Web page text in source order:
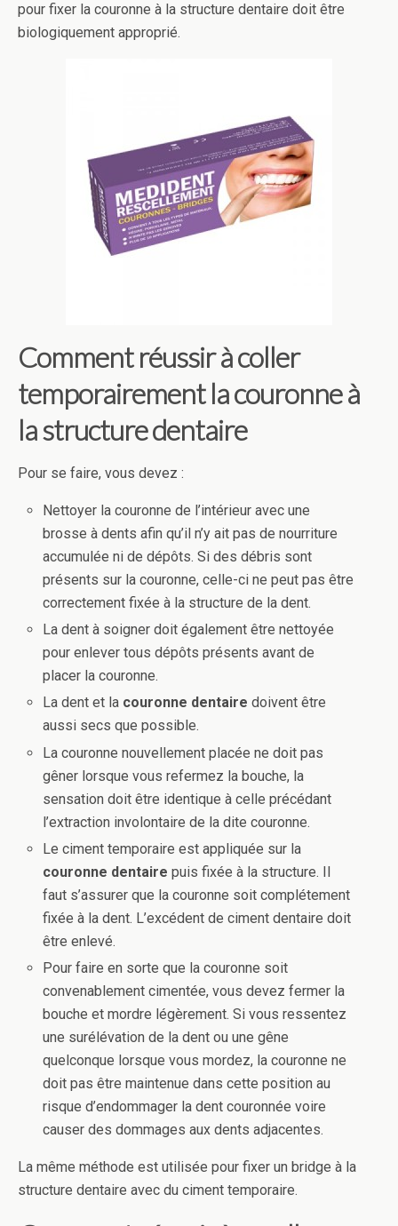
pour fixer la couronne à la structure dentaire doit être
biologiquement approprié.
Comment réussir à coller
temporairement la couronne à
la structure dentaire
Pour se faire, vous devez :
Nettoyer la couronne de l’intérieur avec une
brosse à dents afin qu’il n’y ait pas de nourriture
accumulée ni de dépôts. Si des débris sont
présents sur la couronne, celle-ci ne peut pas être
correctement fixée à la structure de la dent.
La dent à soigner doit également être nettoyée
pour enlever tous dépôts présents avant de
placer la couronne.
La dent et la couronne dentaire doivent être
aussi secs que possible.
La couronne nouvellement placée ne doit pas
gêner lorsque vous refermez la bouche, la
sensation doit être identique à celle précédant
l’extraction involontaire de la dite couronne.
Le ciment temporaire est appliquée sur la
couronne dentaire puis fixée à la structure. Il
faut s’assurer que la couronne soit complétement
fixée à la dent. L’excédent de ciment dentaire doit
être enlevé.
Pour faire en sorte que la couronne soit
convenablement cimentée, vous devez fermer la
bouche et mordre légèrement. Si vous ressentez
une surélévation de la dent ou une gêne
quelconque lorsque vous mordez, la couronne ne
doit pas être maintenue dans cette position au
risque d’endommager la dent couronnée voire
causer des dommages aux dents adjacentes.
La même méthode est utilisée pour fixer un bridge à la
structure dentaire avec du ciment temporaire.